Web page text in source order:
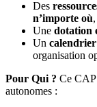
Des
n’importe où
Une dotation
Un
organisation
Pour Qui ? Ce CAP
autonomes :